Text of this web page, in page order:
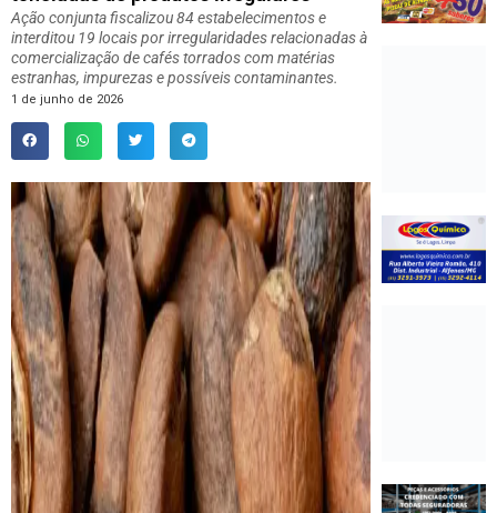
Ação conjunta fiscalizou 84 estabelecimentos e
interditou 19 locais por irregularidades relacionadas à
comercialização de cafés torrados com matérias
estranhas, impurezas e possíveis contaminantes.
1 de junho de 2026